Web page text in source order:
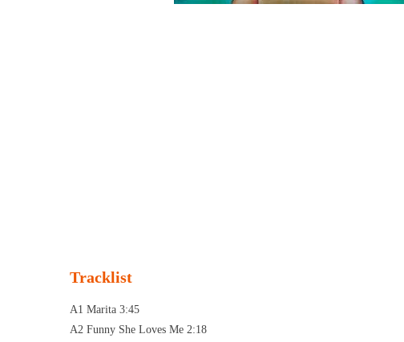
Tracklist
A1 Marita 3:45
A2 Funny She Loves Me 2:18